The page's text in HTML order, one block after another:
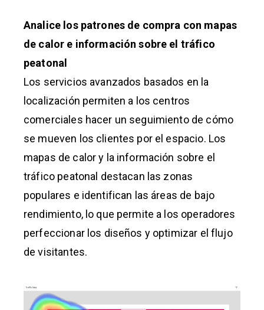
Analice los patrones de compra con mapas
de calor e información sobre el tráfico
peatonal
Los servicios avanzados basados en la
localización permiten a los centros
comerciales hacer un seguimiento de cómo
se mueven los clientes por el espacio. Los
mapas de calor y la información sobre el
tráfico peatonal destacan las zonas
populares e identifican las áreas de bajo
rendimiento, lo que permite a los operadores
perfeccionar los diseños y optimizar el flujo
de visitantes.